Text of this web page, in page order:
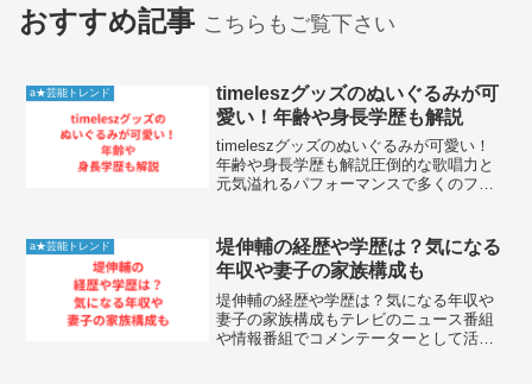
おすすめ記事 こちらもご覧下さい
a★芸能トレンド
timeleszグッズのぬいぐるみが可
愛い！年齢や身長学歴も解説
timeleszグッズのぬいぐるみが可愛い！
年齢や身長学歴も解説圧倒的な歌唱力と
元気溢れるパフォーマンスで多くのファ
発信の場面において、今やファンの間で
爆発的...
a★芸能トレンド
堤伸輔の経歴や学歴は？気になる
年収や妻子の家族構成も
堤伸輔の経歴や学歴は？気になる年収や
妻子の家族構成もテレビのニュース番組
や情報番組でコメンテーターとして活躍